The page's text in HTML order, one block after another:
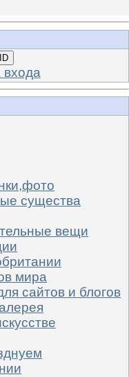
существа
вещи
мира
сайтов и блогов